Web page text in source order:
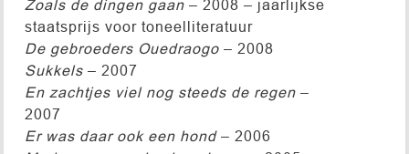
Zoals de dingen gaan– 2008 – jaarlijkse
staatsprijs voor toneelliteratuur
De gebroeders Ouedraogo – 2008
Sukkels– 2007
En zachtjes viel nog steeds de regen–
2007
Er was daar ook een hond– 2006